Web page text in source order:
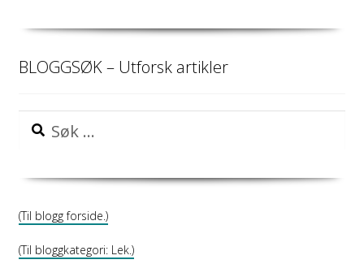
BLOGGSØK – Utforsk artikler
Søk
etter:
(Til blogg forside.)
(Til bloggkategori: Lek.)